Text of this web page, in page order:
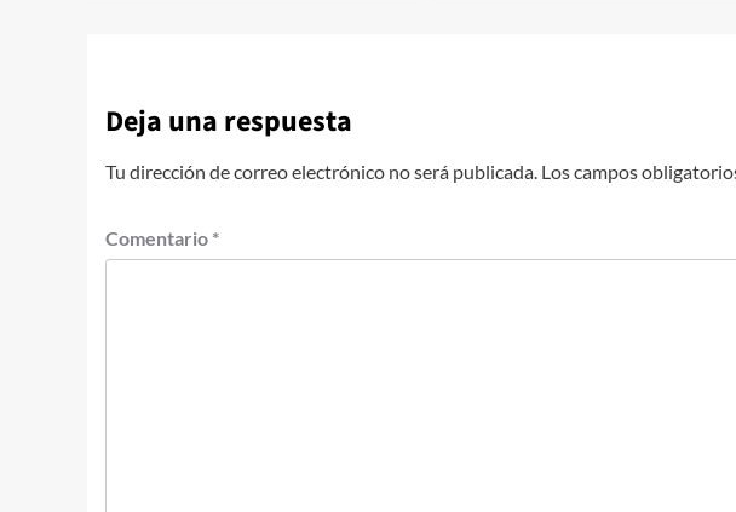
Deja una respuesta
Tu dirección de correo electrónico no será publicada. Los campos
Comentario *